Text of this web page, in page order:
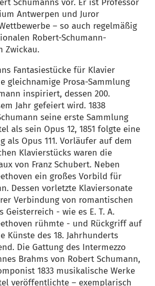
Schumanns vor. Er ist Professor
Antwerpen und Juror
– so auch regelmäßig
Robert-Schumann-
Zwickau.
Fantasiestücke für Klavier
gleichnamige Prosa-Sammlung
inspiriert, dessen 200.
Jahr gefeiert wird. 1838
seine erste Sammlung
als sein Opus 12, 1851 folgte eine
als Opus 111. Vorläufer auf dem
Klavierstücks waren die
von Franz Schubert. Neben
ein großes Vorbild für
Dessen vorletzte Klaviersonate
Verbindung von romantischen
Geisterreich - wie es E. T. A.
rühmte - und Rückgriff auf
Künste des 18. Jahrhunderts
Die Gattung des Intermezzo
Brahms von Robert Schumann,
1833 musikalische Werke
veröffentlichte – exemplarisch